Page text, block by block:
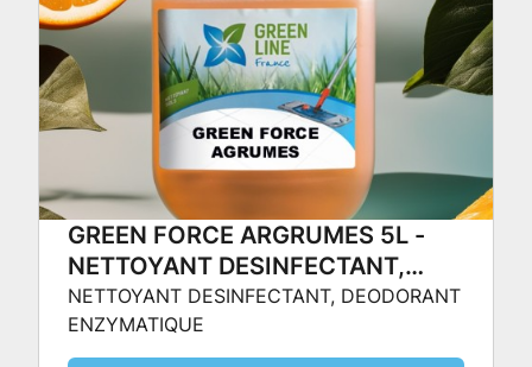
GREEN FORCE ARGRUMES 5L -
NETTOYANT DESINFECTANT,
DEODORANT ENZYMATIQUE
NETTOYANT DESINFECTANT, DEODORANT
ENZYMATIQUE